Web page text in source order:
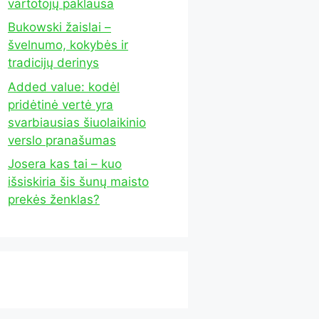
vartotojų paklausa
Bukowski žaislai –
švelnumo, kokybės ir
tradicijų derinys
Added value: kodėl
pridėtinė vertė yra
svarbiausias šiuolaikinio
verslo pranašumas
Josera kas tai – kuo
išsiskiria šis šunų maisto
prekės ženklas?